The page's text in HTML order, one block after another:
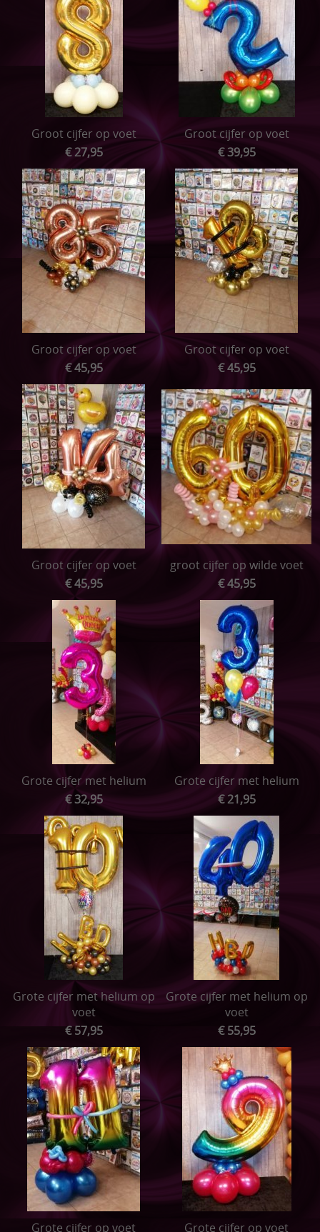
Groot cijfer op voet
€ 27,95
Groot cijfer op voet
€ 39,95
Groot cijfer op voet
€ 45,95
Groot cijfer op voet
€ 45,95
Groot cijfer op voet
€ 45,95
groot cijfer op wilde voet
€ 45,95
Grote cijfer met helium
€ 32,95
Grote cijfer met helium
€ 21,95
Grote cijfer met helium op
voet
€ 57,95
Grote cijfer met helium op
voet
€ 55,95
Grote cijfer op voet
Grote cijfer op voet